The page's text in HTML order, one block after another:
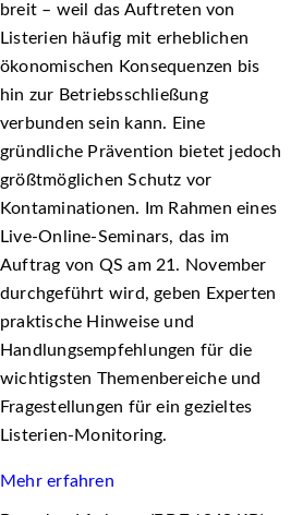
breit – weil das Auftreten von
Listerien häufig mit erheblichen
ökonomischen Konsequenzen bis
hin zur Betriebsschließung
verbunden sein kann. Eine
gründliche Prävention bietet jedoch
größtmöglichen Schutz vor
Kontaminationen. Im Rahmen eines
Live-Online-Seminars, das im
Auftrag von QS am 21. November
durchgeführt wird, geben Experten
praktische Hinweise und
Handlungsempfehlungen für die
wichtigsten Themenbereiche und
Fragestellungen für ein gezieltes
Listerien-Monitoring.
Mehr erfahren